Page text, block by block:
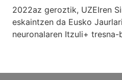
2022az geroztik, UZEIren
eskaintzen da Eusko
neuronalaren Itzuli+ tresna-